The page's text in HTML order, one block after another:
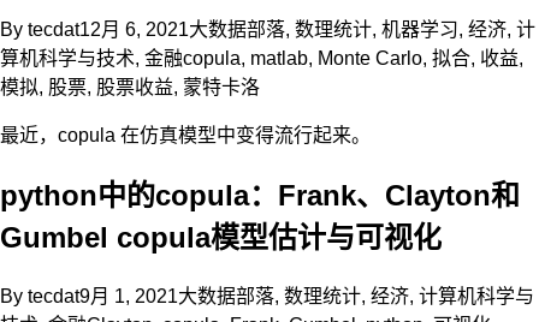
By tecdat12月 6, 2021大数据部落, 数理统计, 机器学习, 经济, 计
算机科学与技术, 金融copula, matlab, Monte Carlo, 拟合, 收益,
模拟, 股票, 股票收益, 蒙特卡洛
最近，copula 在仿真模型中变得流行起来。
python中的copula：Frank、Clayton和
Gumbel copula模型估计与可视化
By tecdat9月 1, 2021大数据部落, 数理统计, 经济, 计算机科学与